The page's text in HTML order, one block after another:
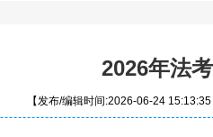
2026年法
【发布/编辑时间:2026-06-24